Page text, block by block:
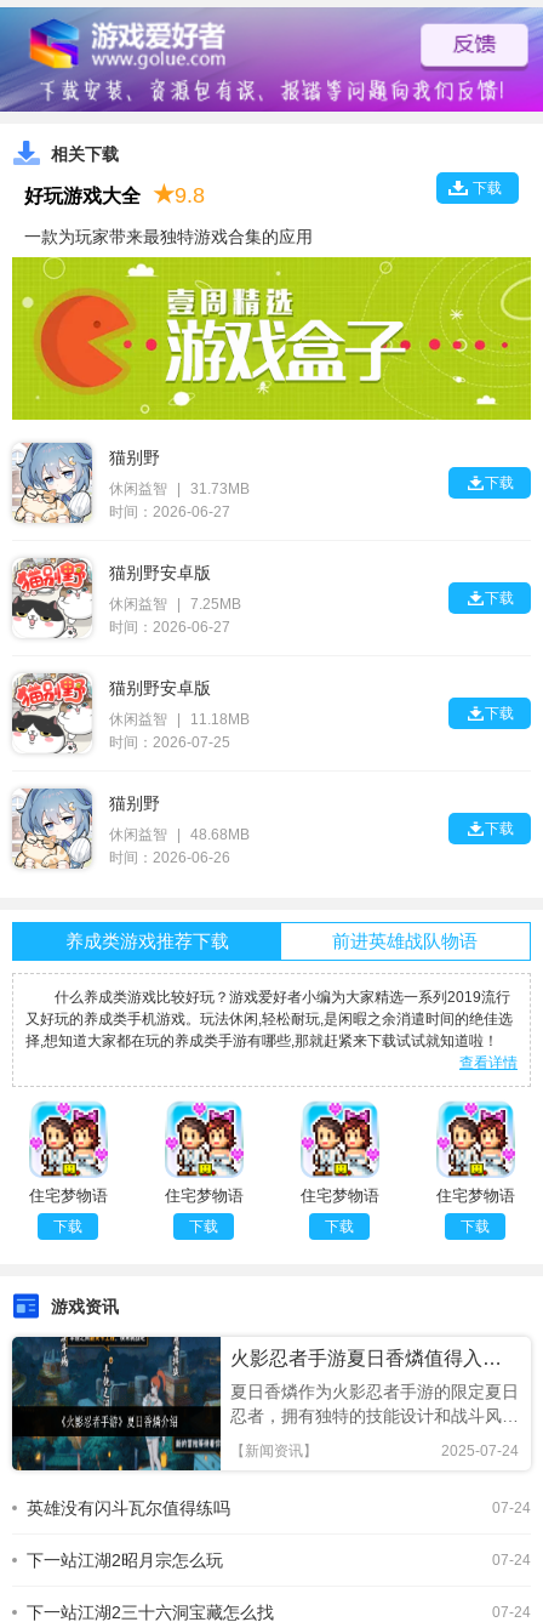
相关下载
下载
好玩游戏大全 ★9.8
一款为玩家带来最独特游戏合集的应用
猫别野
休闲益智 |
31.73MB
时间：2026-06-27
下载
猫别野安卓版
休闲益智 |
7.25MB
时间：2026-06-27
下载
猫别野安卓版
休闲益智 |
11.18MB
时间：2026-07-25
下载
猫别野
休闲益智 |
48.68MB
时间：2026-06-26
下载
养成类游戏推荐下载 前进英雄战队物语
什么养成类游戏比较好玩？游戏爱好者小编为大家精选一系列2019流行
又好玩的养成类手机游戏。玩法休闲,轻松耐玩,是闲暇之余消遣时间的绝佳选
择,想知道大家都在玩的养成类手游有哪些,那就赶紧来下载试试就知道啦！
查看详情
住宅梦物语
汉化版
下载
住宅梦物语
官方版
下载
住宅梦物语
最新版
下载
住宅梦物语
完结版
下载
游戏资讯
火影忍者手游夏日香燐值得入手吗
夏日香燐作为火影忍者手游的限定夏日
忍者，拥有独特的技能设计和战斗风
格，本文将从技能解析、连招技巧及竞
技场表现全面评估，助你判断是否值得
基础攻击方面，夏日香燐的普攻为五段
主，具备良好的起手能力，第三段下劈
段持续输出中，锁链从地面穿出进行终
2025-07-24
【新闻资讯】
07-24
英雄没有闪斗瓦尔值得练吗
07-24
下一站江湖2昭月宗怎么玩
07-24
下一站江湖2三十六洞宝藏怎么找